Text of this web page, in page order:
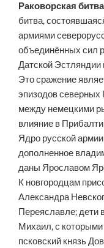
Раковорская битва
битва,
армиями
объединённых сил
Датской Эстляндии
Это сражение
эпизодов северных
между немецкими
влияние в
Ядро русской
дополненное
даны Ярославом
К новгородцам
Александра
Переяславле; дети
Михаил, с
псковский князь